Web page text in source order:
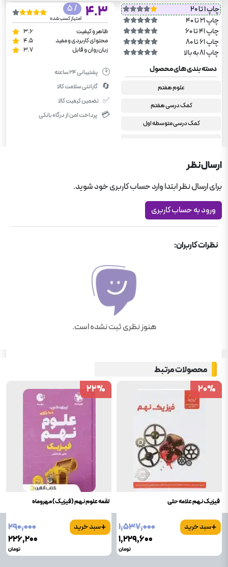
چاپ 1 تا 20
چاپ 21 تا 40
چاپ 41 تا 60
چاپ 61 تا 80
چاپ 81 به بالا
4.3
/ 5
امتیاز کسب شده
ظاهر و کیفیت
3.6
محتوای کاربردی و مفید
4.5
زبان روان و قابل
3.7
دسته بندی های محصول
علوم هفتم
کمک درسی هفتم
کمک درسی متوسطه اول
کمک درسی هشتم
علوم نهم
🕑 پشتیبانی ۲۴ ساعته
🔄 گارانتی سلامت کالا
✅ تضمین کیفیت کالا
💳 پرداخت امن از درگاه بانکی
ارسال نظر
برای ارسال نظر ابتدا وارد حساب کاربری خود شوید.
ورود به حساب کاربری
نظرات کاربران:
هنوز نظری ثبت نشده است.
محصولات مرتبط
فیزیک نهم علامه حلی
+سبد خرید
۱٬۵۳۷٬۰۰۰
۱٬۲۲۹٬۶۰۰
تومان
20%
20%
لقمه علوم نهم (فیزیک) مهروماه
+سبد خرید
۲۹۰٬۰۰۰
۲۲۶٬۲۰۰
تومان
22%
22%